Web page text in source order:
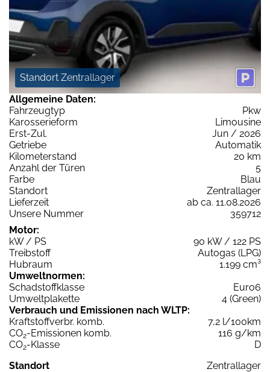
Standort Zentrallager
Allgemeine Daten:
Fahrzeugtyp
Pkw
Karosserieform
Limousine
Erst-Zul.
Jun / 2026
Getriebe
Automatik
Kilometerstand
20 km
Anzahl der Türen
5
Farbe
Blau
Standort
Zentrallager
Lieferzeit
ab ca. 11.08.2026
Unsere Nummer
359712
Motor:
kW / PS
90 kW / 122 PS
Treibstoff
Autogas (LPG)
Hubraum
1.199 cm³
Umweltnormen:
Schadstoffklasse
Euro6
Umweltplakette
4 (Green)
Verbrauch und Emissionen nach WLTP:
Kraftstoffverbr. komb.
7,2 l/100km
CO2-Emissionen komb.
116 g/km
CO2-Klasse
D
Standort
Zentrallager